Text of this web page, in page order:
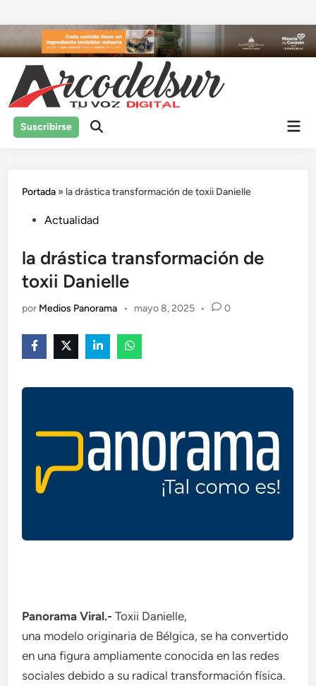
al
contenido
Suscribirse
Portada » la drástica transformación de toxii Danielle
Publicado
Actualidad
la drástica transformación de
toxii Danielle
por Medios Panorama • mayo 8, 2025 • 0
Panorama Viral.- Toxii Danielle,
una modelo originaria de Bélgica, se ha convertido
en una figura ampliamente conocida en las redes
sociales debido a su radical transformación física.